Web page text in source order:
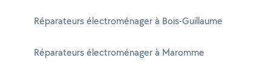
Réparateurs électroménager à Bois-Guillaume
Réparateurs électroménager à Maromme